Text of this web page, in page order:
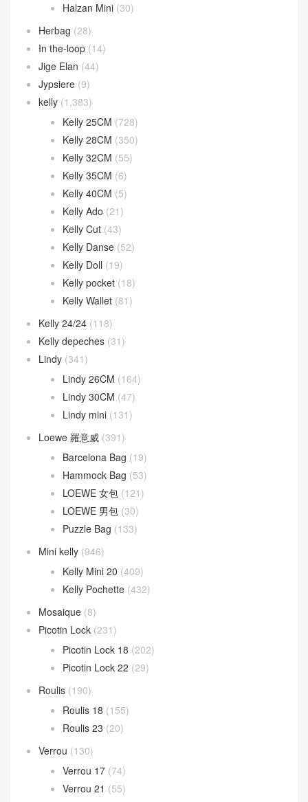
Halzan Mini (30)
Herbag (28)
In the-loop (14)
Jige Elan (44)
Jypsiere (9)
kelly (1,383)
Kelly 25CM (728)
Kelly 28CM (350)
Kelly 32CM (55)
Kelly 35CM (6)
Kelly 40CM (5)
Kelly Ado (21)
Kelly Cut (43)
Kelly Danse (52)
Kelly Doll (19)
Kelly pocket (18)
Kelly Wallet (81)
Kelly 24/24 (118)
Kelly depeches (31)
Lindy (341)
Lindy 26CM (164)
Lindy 30CM (47)
Lindy mini (131)
Loewe 羅意威 (391)
Barcelona Bag (19)
Hammock Bag (53)
LOEWE 女包 (121)
LOEWE 男包 (30)
Puzzle Bag (133)
Mini kelly (946)
Kelly Mini 20 (409)
Kelly Pochette (432)
Mosaique (8)
Picotin Lock (231)
Picotin Lock 18 (202)
Picotin Lock 22 (29)
Roulis (190)
Roulis 18 (155)
Roulis 23 (20)
Verrou (130)
Verrou 17 (74)
Verrou 21 (55)